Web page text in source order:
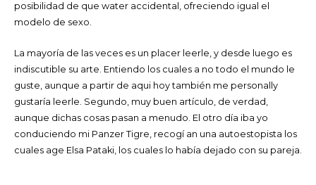
posibilidad de que water accidental, ofreciendo igual el
modelo de sexo.
La mayoría de las veces es un placer leerle, y desde luego es
indiscutible su arte. Entiendo los cuales a no todo el mundo le
guste, aunque a partir de aqui hoy también me personally
gustaría leerle. Segundo, muy buen artículo, de verdad,
aunque dichas cosas pasan a menudo. El otro día iba yo
conduciendo mi Panzer Tigre, recogí an una autoestopista los
cuales age Elsa Pataki, los cuales lo había dejado con su pareja.